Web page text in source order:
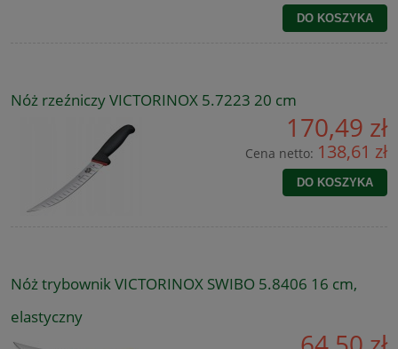
DO KOSZYKA
Nóż rzeźniczy VICTORINOX 5.7223 20 cm
170,49 zł
Cena netto: 138,61 zł
DO KOSZYKA
Nóż trybownik VICTORINOX SWIBO 5.8406 16 cm,
elastyczny